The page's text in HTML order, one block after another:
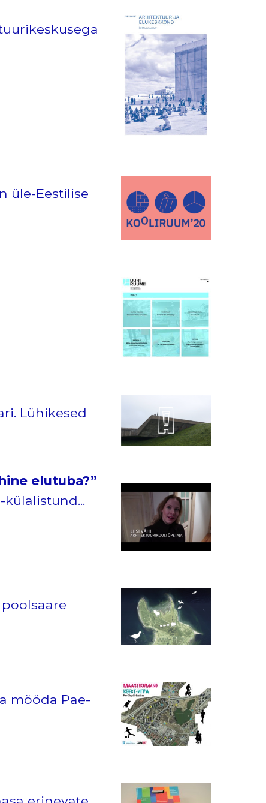
üle-Eestilise
Lühikesed
elutuba?”
külalistund...
mööda Pae-